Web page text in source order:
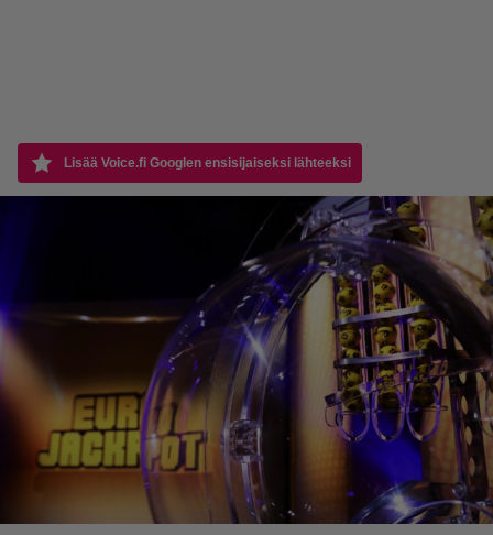
Lisää Voice.fi Googlen ensisijaiseksi lähteeksi